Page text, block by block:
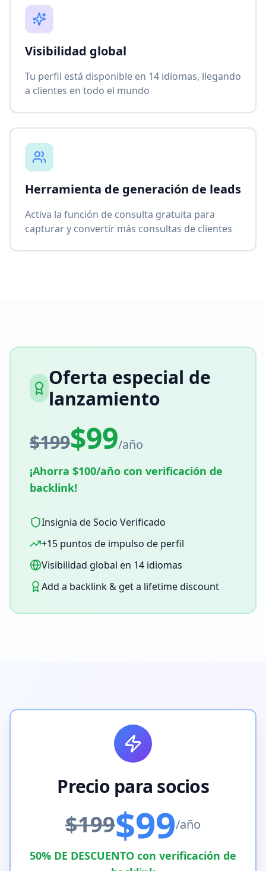
Visibilidad global
Tu perfil está disponible en 14 idiomas, llegando
a clientes en todo el mundo
Herramienta de generación de leads
Activa la función de consulta gratuita para
capturar y convertir más consultas de clientes
Oferta especial de
lanzamiento
$199$99/año
¡Ahorra $100/año con verificación de
backlink!
Insignia de Socio Verificado
+15 puntos de impulso de perfil
Visibilidad global en 14 idiomas
Add a backlink & get a lifetime discount
Precio para socios
$199$99/año
50% DE DESCUENTO con verificación de